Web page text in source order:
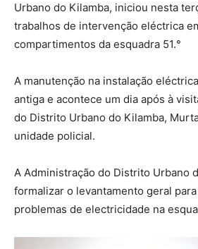
Urbano do Kilamba, iniciou nesta
trabalhos de intervenção eléctrica
compartimentos da esquadra 51.°
A manutenção na instalação
antiga e acontece um dia após à
do Distrito Urbano do Kilamba,
unidade policial.
A Administração do Distrito Urbano
formalizar o levantamento geral
problemas de electricidade na